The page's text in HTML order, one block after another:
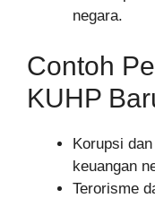
negara.
Contoh
KUHP
Korupsi
keuangan
Terorisme